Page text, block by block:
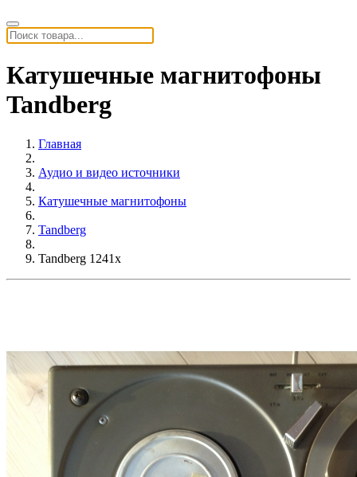
Катушечные магнитофоны
Tandberg
Главная
Аудио и видео источники
Катушечные магнитофоны
Tandberg
Tandberg 1241x